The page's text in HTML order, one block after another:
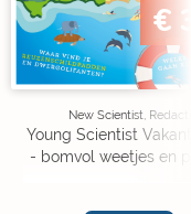
€
New Scientist,
Young Scientist
- bomvol weetjes en